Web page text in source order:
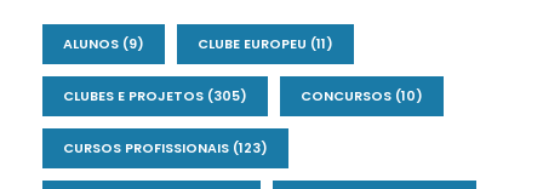
ALUNOS (9) CLUBE EUROPEU (11)
CLUBES E PROJETOS (305) CONCURSOS (10)
CURSOS PROFISSIONAIS (123)